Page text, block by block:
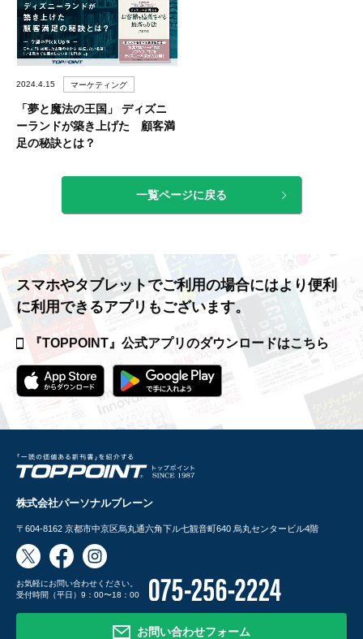
2024.4.15 マーケティング
「夢と魔法の王国」 ディズニ
ーランドが築き上げた 顧客満
足の秘訣とは？
一覧ページに戻る
スマホやタブレットでご利用の場合にはより便利
に利用できるアプリもございます。
『TOPPOINT』公式アプリのダウンロードはこちら
株式会社パーソナルブレーン
〒604-8162 京都市中京区烏丸通六角下ル七観音町640 烏丸センタービル4階
お気軽にお問い合わせください。
受付時間（平日）9：00〜18：00
お問い合わせフォーム